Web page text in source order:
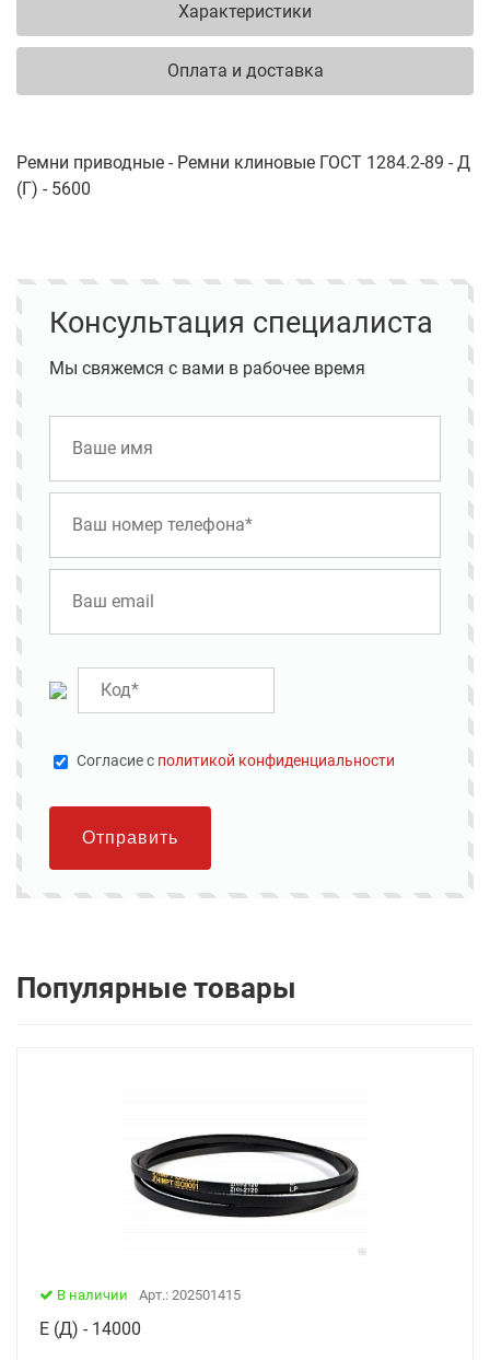
Характеристики
Оплата и доставка
Ремни приводные - Ремни клиновые ГОСТ 1284.2-89 - Д
(Г) - 5600
Консультация специалиста
Мы свяжемся с вами в рабочее время
Cогласие с политикой конфиденциальности
Отправить
Популярные товары
В наличии Арт.: 202501415
Е (Д) - 14000